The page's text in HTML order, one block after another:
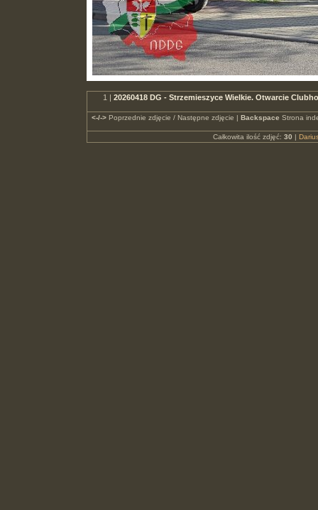
1 | 20260418 DG - Strzemieszyce Wielkie. Otwarcie
<-/->Poprzednie zdjęcie / Następne zdjęcie | Backspace Strona
Całkowita ilość zdjęć: 30 |